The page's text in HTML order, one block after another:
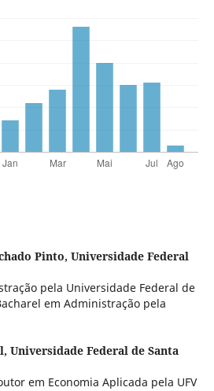
Pinto, Universidade Federal
pela Universidade Federal de
em Administração pela
Universidade Federal de Santa
em Economia Aplicada pela UFV